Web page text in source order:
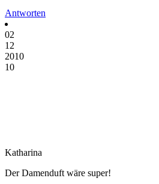
Antworten
02
12
2010
10
Katharina
Der Damenduft wäre super!